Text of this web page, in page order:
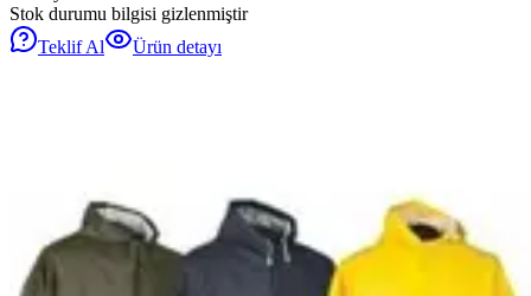
Stok durumu bilgisi gizlenmiştir
Teklif Al
Ürün detayı